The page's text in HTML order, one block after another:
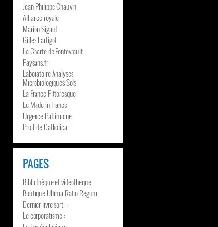
Jean-Philippe Chauvin
Alliance royale
Marion Sigaut
Gilles Lartigot
La Charte de Fontevrault
Paysans.fr
Laboratoire Analyses
Microbiologiques Sols
La France Pittoresque
Le Made in France
Urgence Patrimoine
Pro Fide Catholica
PAGES
Bibliothèque et vidéothèque
Boutique Ultima Ratio Regum
Dernier livre sorti :
Le corporatisme :